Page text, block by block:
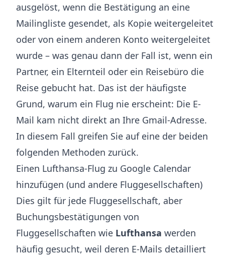
ausgelöst, wenn die Bestätigung an eine
Mailingliste gesendet, als Kopie weitergeleitet
oder von einem anderen Konto weitergeleitet
wurde – was genau dann der Fall ist, wenn ein
Partner, ein Elternteil oder ein Reisebüro die
Reise gebucht hat. Das ist der häufigste
Grund, warum ein Flug nie erscheint: Die E-
Mail kam nicht direkt an Ihre Gmail-Adresse.
In diesem Fall greifen Sie auf eine der beiden
folgenden Methoden zurück.
Einen Lufthansa-Flug zu Google Calendar
hinzufügen (und andere Fluggesellschaften)
Dies gilt für jede Fluggesellschaft, aber
Buchungsbestätigungen von
Fluggesellschaften wie Lufthansa werden
häufig gesucht, weil deren E-Mails detailliert